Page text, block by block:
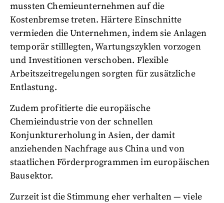
mussten Chemieunternehmen auf die
Kostenbremse treten. Härtere Einschnitte
vermieden die Unternehmen, indem sie Anlagen
temporär stilllegten, Wartungszyklen vorzogen
und Investitionen verschoben. Flexible
Arbeitszeitregelungen sorgten für zusätzliche
Entlastung.
Zudem profitierte die europäische
Chemieindustrie von der schnellen
Konjunkturerholung in Asien, der damit
anziehenden Nachfrage aus China und von
staatlichen Förderprogrammen im europäischen
Bausektor.
Zurzeit ist die Stimmung eher verhalten — viele